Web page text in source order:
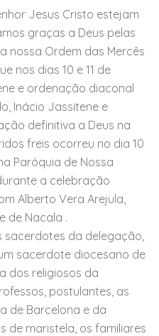
Jesus Cristo estejam
graças a Deus pelas
nossa Ordem das Mercês
nos dias 10 e 11 de
e ordenação diaconal
Inácio Jassitene e
definitiva a Deus na
freis ocorreu no dia 10
Paróquia de Nossa
a celebração
Alberto Vera Arejula,
de Nacala .
sacerdotes da delegação,
sacerdote diocesano de
dos religiosos da
postulantes, as
de Barcelona e da
de maristela, os familiares